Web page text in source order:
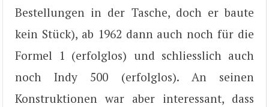
Bestellungen in der Tasche, doch er baute
kein Stück), ab 1962 dann auch noch für die
Formel 1 (erfolglos) und schliesslich auch
noch Indy 500 (erfolglos). An seinen
Konstruktionen war aber interessant, dass